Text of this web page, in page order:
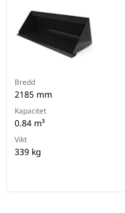
Bredd
2185 mm
Kapacitet
0.84 m³
Vikt
339 kg